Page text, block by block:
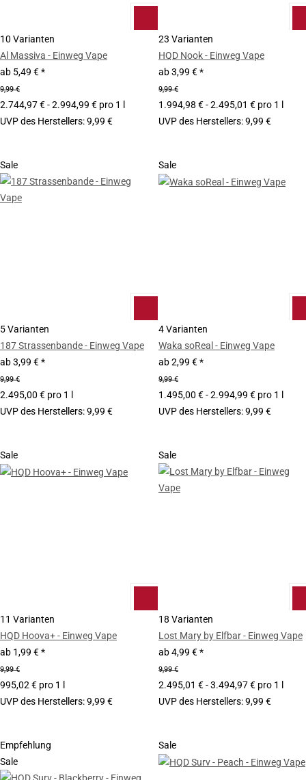
10 Varianten
Al Massiva - Einweg Vape
ab 5,49 €*
9,99 €
2.744,97 € - 2.994,99 € pro 1 l
UVP des Herstellers:9,99 €
23 Varianten
HQD Nook - Einweg Vape
ab3,99 €*
9,99 €
1.994,98 € - 2.495,01 € pro 1 l
UVP des Herstellers:9,99 €
Sale
5 Varianten
187 Strassenbande - Einweg Vape
ab3,99 €*
9,99 €
2.495,00 € pro 1 l
UVP des Herstellers:9,99 €
Sale
4 Varianten
Waka soReal - Einweg Vape
ab2,99 €*
9,99 €
1.495,00 € - 2.994,99 € pro 1 l
UVP des Herstellers:9,99 €
Sale
11 Varianten
HQD Hoova+ - Einweg Vape
ab 1,99 €*
9,99 €
995,02 € pro 1 l
UVP des Herstellers:9,99 €
Sale
18 Varianten
Lost Mary by Elfbar - Einweg Vape
ab4,99 €*
9,99 €
2.495,01 € - 3.494,97 € pro 1 l
UVP des Herstellers:9,99 €
Empfehlung
Sale
Sale